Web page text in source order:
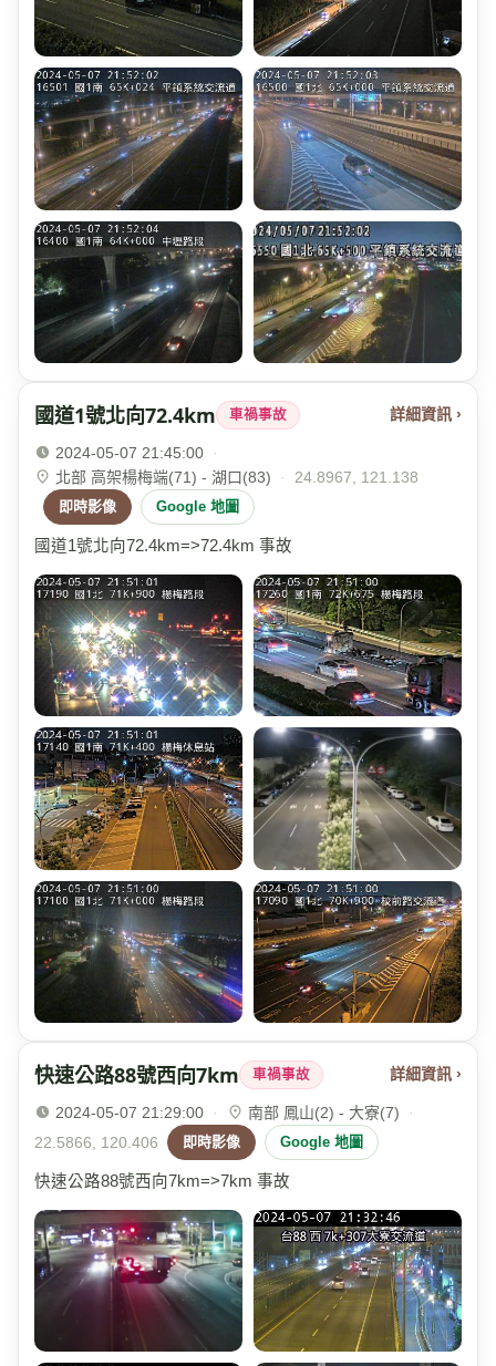
國道1號北向72.4km 車禍事故 詳細資訊 ›
2024-05-07 21:45:00
·
北部 高架楊梅端(71) - 湖口(83)
· 24.8967, 121.138
即時影像 Google 地圖
國道1號北向72.4km=>72.4km 事故
快速公路88號西向7km 車禍事故 詳細資訊 ›
2024-05-07 21:29:00 · 南部 鳳山(2) - 大寮(7)
·
22.5866, 120.406
即時影像 Google 地圖
快速公路88號西向7km=>7km 事故